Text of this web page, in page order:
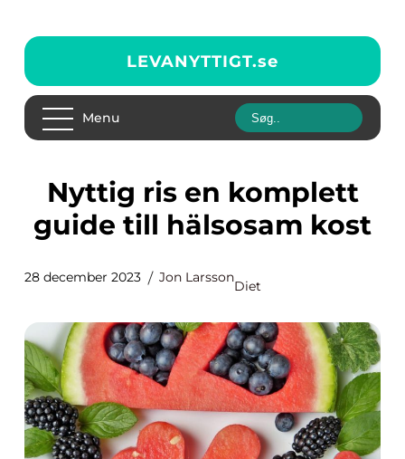
LEVANYTTIGT.se
Menu
Nyttig ris en komplett
guide till hälsosam kost
28 december 2023 Jon Larsson
Diet